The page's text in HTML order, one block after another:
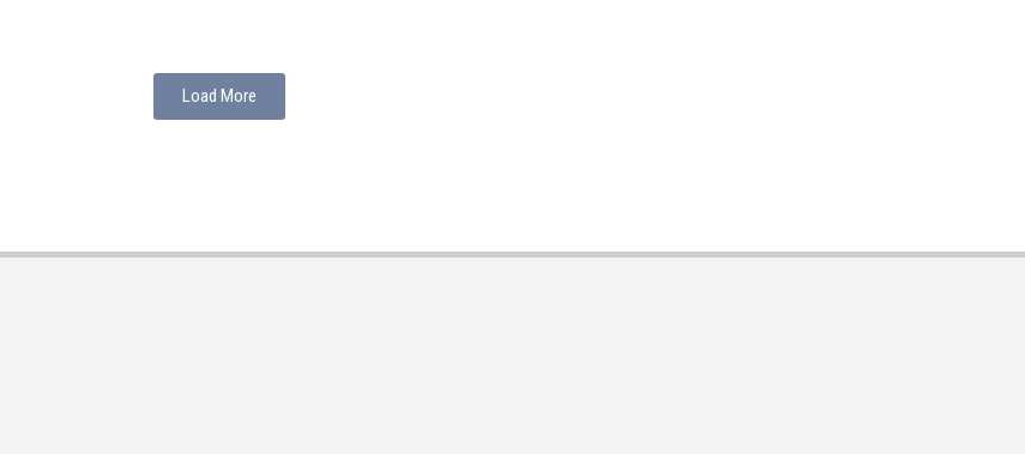
Load More